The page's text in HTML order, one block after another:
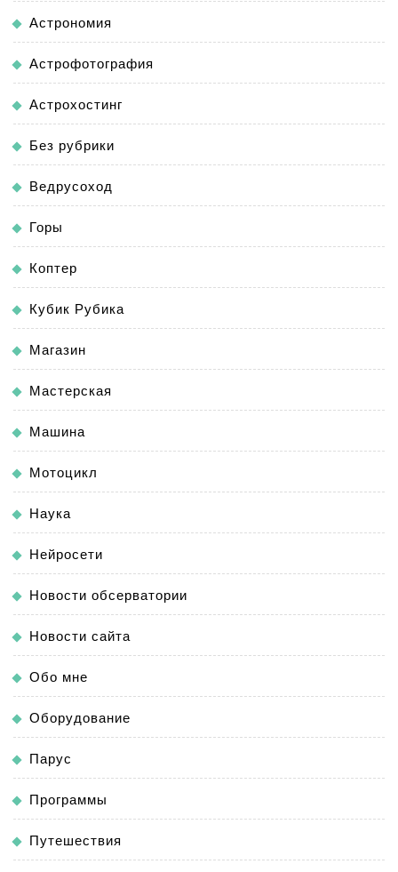
Астрономия
Астрофотография
Астрохостинг
Без рубрики
Ведрусоход
Горы
Коптер
Кубик Рубика
Магазин
Мастерская
Машина
Мотоцикл
Наука
Нейросети
Новости обсерватории
Новости сайта
Обо мне
Оборудование
Парус
Программы
Путешествия